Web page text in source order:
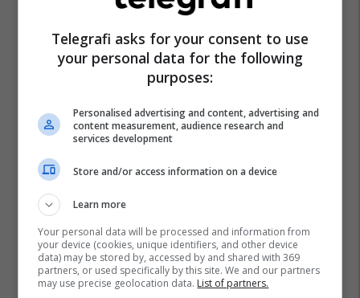
Telegrafi asks for your consent to use
your personal data for the following
purposes:
Personalised advertising and content, advertising and
content measurement, audience research and
services development
Store and/or access information on a device
Learn more
Your personal data will be processed and information from
your device (cookies, unique identifiers, and other device
data) may be stored by, accessed by and shared with 369
partners, or used specifically by this site. We and our partners
may use precise geolocation data. List of partners.